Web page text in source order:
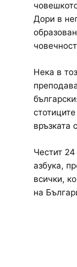
Дори в
Нека в
връзката
Честит
азбука,
всички,
на